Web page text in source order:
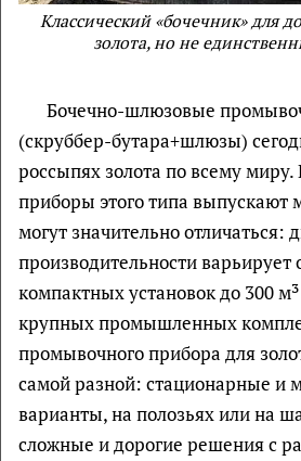
Классический «бочечник» для
золота, но не
Бочечно-шлюзовые
(скруббер-бутара+шлюзы)
россыпях золота по всему
приборы этого типа
могут значительно отличаться:
производительности варьирует
компактных установок до 300
крупных промышленных
промывочного прибора для
самой разной: стационарные и
варианты, на полозьях или на
сложные и дорогие решения с